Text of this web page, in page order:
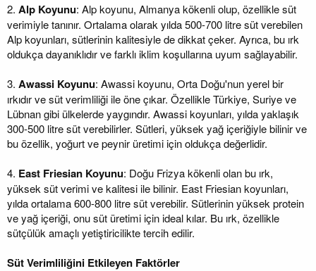
2. Alp Koyunu: Alp koyunu, Almanya kökenli olup, özellikle süt
verimiyle tanınır. Ortalama olarak yılda 500-700 litre süt verebilen
Alp koyunları, sütlerinin kalitesiyle de dikkat çeker. Ayrıca, bu ırk
oldukça dayanıklıdır ve farklı iklim koşullarına uyum sağlayabilir.
3. Awassi Koyunu: Awassi koyunu, Orta Doğu'nun yerel bir
ırkıdır ve süt verimliliği ile öne çıkar. Özellikle Türkiye, Suriye ve
Lübnan gibi ülkelerde yaygındır. Awassi koyunları, yılda yaklaşık
300-500 litre süt verebilirler. Sütleri, yüksek yağ içeriğiyle bilinir ve
bu özellik, yoğurt ve peynir üretimi için oldukça değerlidir.
4. East Friesian Koyunu: Doğu Frizya kökenli olan bu ırk,
yüksek süt verimi ve kalitesi ile bilinir. East Friesian koyunları,
yılda ortalama 600-800 litre süt verebilir. Sütlerinin yüksek protein
ve yağ içeriği, onu süt üretimi için ideal kılar. Bu ırk, özellikle
sütçülük amaçlı yetiştiricilikte tercih edilir.
Süt Verimliliğini Etkileyen Faktörler